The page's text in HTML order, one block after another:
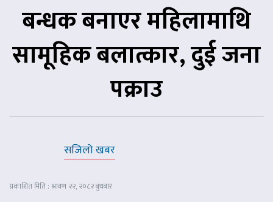
बन्धक बनाएर महिलामाथि
सामूहिक बलात्कार, दुई जना
पक्राउ
सजिलो खबर
प्रकाशित मिति : श्रावण २२, २०८२ बुधबार